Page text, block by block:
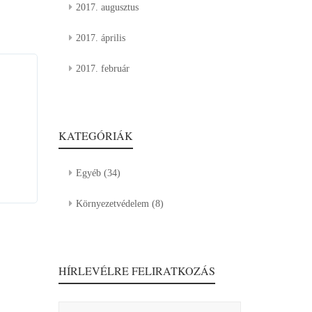
2017. augusztus
2017. április
2017. február
KATEGÓRIÁK
Egyéb(34)
Környezetvédelem (8)
HÍRLEVÉLRE FELIRATKOZÁS